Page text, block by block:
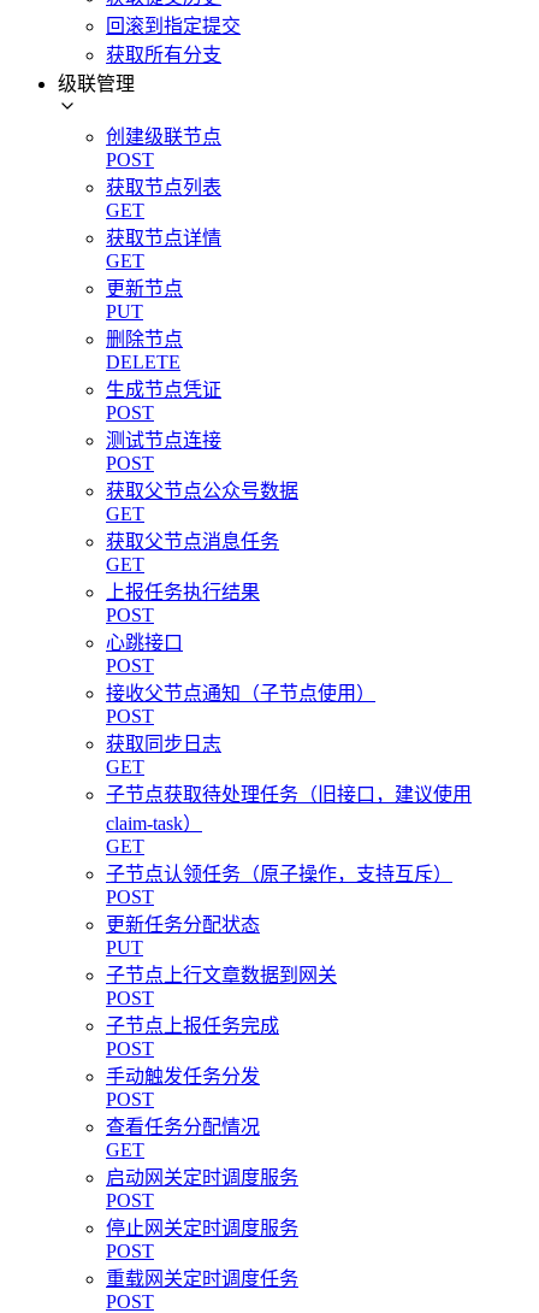
回滚到指定提交
获取所有分支
级联管理
创建级联节点
POST
获取节点列表
GET
获取节点详情
GET
更新节点
PUT
删除节点
DELETE
生成节点凭证
POST
测试节点连接
POST
获取父节点公众号数据
GET
获取父节点消息任务
GET
上报任务执行结果
POST
心跳接口
POST
接收父节点通知（子节点使用）
POST
获取同步日志
GET
子节点获取待处理任务（旧接口，建议使用
claim-task）
GET
子节点认领任务（原子操作，支持互斥）
POST
更新任务分配状态
PUT
子节点上行文章数据到网关
POST
子节点上报任务完成
POST
手动触发任务分发
POST
查看任务分配情况
GET
启动网关定时调度服务
POST
停止网关定时调度服务
POST
重载网关定时调度任务
POST